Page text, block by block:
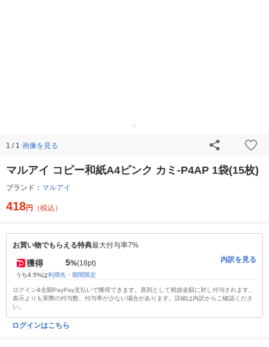
1 / 1 画像を見る
マルアイ コピー和紙A4ピンク カミ-P4AP 1袋(15枚)
ブランド： マルアイ
418円 （税込）
お買い物でもらえる特典最大付与率7%
獲得 5%(18pt)
うち4.5%は利用先・期間限定
内訳を見る
ログイン&全額PayPay支払いで獲得できます。原則として税抜金額に対し付与されます。
表示よりも実際の付与数、付与率が少ない場合があります。詳細は内訳からご確認くださ
い。
ログインはこちら